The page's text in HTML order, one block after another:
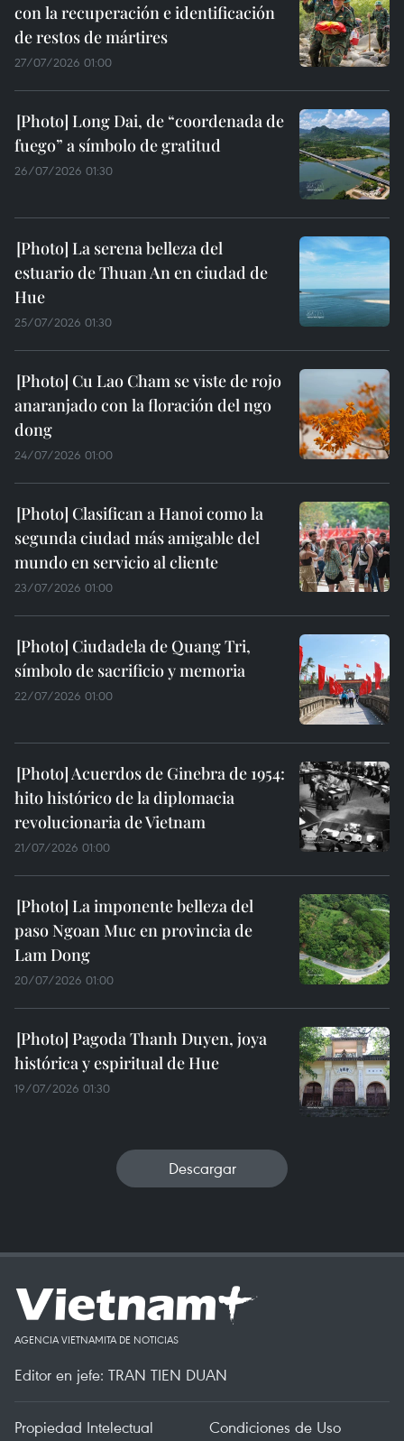
con la recuperación e identificación
de restos de mártires
27/07/2026 01:00
Long Dai, de “coordenada de
fuego” a símbolo de gratitud
26/07/2026 01:30
La serena belleza del
estuario de Thuan An en ciudad de
Hue
25/07/2026 01:30
Cu Lao Cham se viste de rojo
anaranjado con la floración del ngo
dong
24/07/2026 01:00
Clasifican a Hanoi como la
segunda ciudad más amigable del
mundo en servicio al cliente
23/07/2026 01:00
Ciudadela de Quang Tri,
símbolo de sacrificio y memoria
22/07/2026 01:00
Acuerdos de Ginebra de 1954:
hito histórico de la diplomacia
revolucionaria de Vietnam
21/07/2026 01:00
La imponente belleza del
paso Ngoan Muc en provincia de
Lam Dong
20/07/2026 01:00
Pagoda Thanh Duyen, joya
histórica y espiritual de Hue
19/07/2026 01:30
Descargar
AGENCIA VIETNAMITA DE NOTICIAS
Editor en jefe: TRAN TIEN DUAN
Propiedad Intelectual Condiciones de Uso